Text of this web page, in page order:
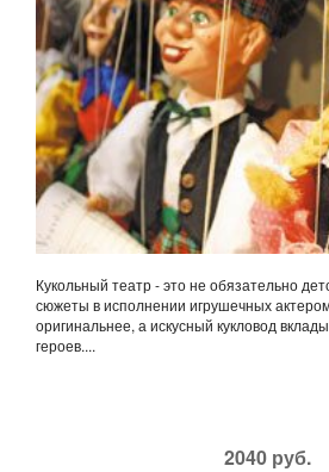
Кукольный театр - это не обязательно
сюжеты в исполнении игрушечных
оригинальнее, а искусный кукловод
героев....
2040 руб.